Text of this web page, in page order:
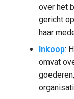
over het
gericht
haar
Inkoop:
omvat